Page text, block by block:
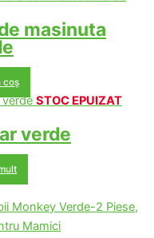
masinuta
coș
STOC EPUIZAT
verde